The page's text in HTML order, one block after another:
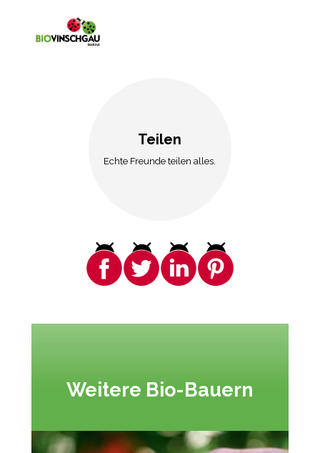
Teilen
Echte Freunde teilen alles.
Weitere Bio-Bauern